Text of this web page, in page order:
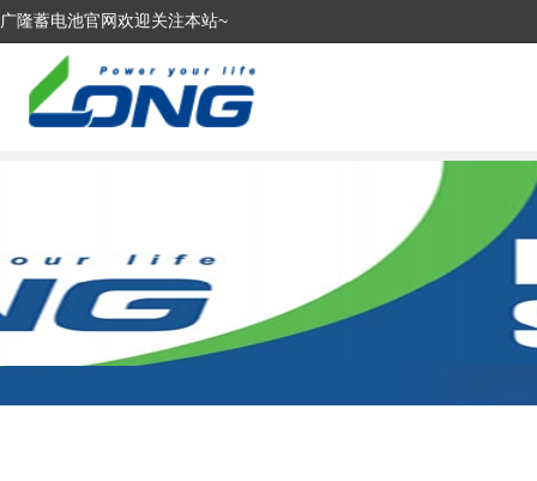
广隆蓄电池官网欢迎关注本站~